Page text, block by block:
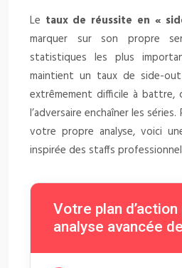
Le taux de réussite en «
marquer sur son propre
statistiques les plus
maintient un taux de side-
extrêmement difficile à battre,
l’adversaire enchaîner les
votre propre analyse, voici
inspirée des staffs
Votre plan d’action
analyse avancée